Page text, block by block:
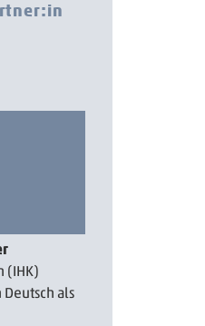
(IHK)
als